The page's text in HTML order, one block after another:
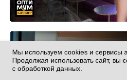
Мы используем cookies и сервисы
Продолжая использовать сайт, вы
с обработкой данных.